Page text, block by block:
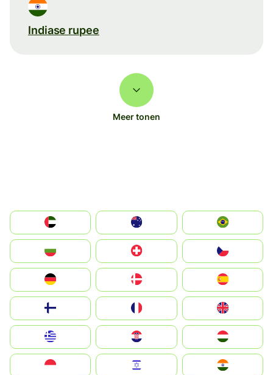
Indiase rupee
Meer tonen
الإمارات العربية المتحدة
Switzerland
Deutschland
United Kingdom
Magyarország